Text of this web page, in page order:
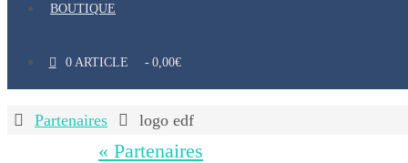
BOUTIQUE
0 ARTICLE 0,00€
HomePartenaires logo edf
« Partenaires